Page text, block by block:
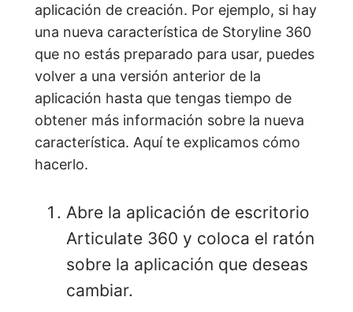
aplicación de creación. Por ejemplo, si hay
una nueva característica de Storyline 360
que no estás preparado para usar, puedes
volver a una versión anterior de la
aplicación hasta que tengas tiempo de
obtener más información sobre la nueva
característica. Aquí te explicamos cómo
hacerlo.
Abre la aplicación de escritorio
Articulate 360 y coloca el ratón
sobre la aplicación que deseas
cambiar.